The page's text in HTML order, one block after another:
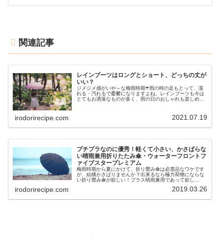
関連記事
レインブーツはロングとショート、どっちの丈が
いい？
ジメジメ感がいや～な梅雨時期☂️雨の時の足もとって、濡
れる・汚れるで憂鬱になりますよね。レインブーツも今は
とてもお洒落なものが多く、雨の日のおしゃれも楽しめま
irodorirecipe.com 2021.07.19
プチプラなのに優秀！軽くて小さい、かさばらな
い晴雨兼用折りたたみ傘・ウォーターフロントフ
ァイブスタープレミアム
梅雨時期から夏にかけて、折り畳み傘は必需品なワケです
が、結構かさばりませんか？出来るなら極力荷物にならな
い折り畳み傘が欲しい！プラス晴雨兼用であって欲し
irodorirecipe.com 2019.03.26